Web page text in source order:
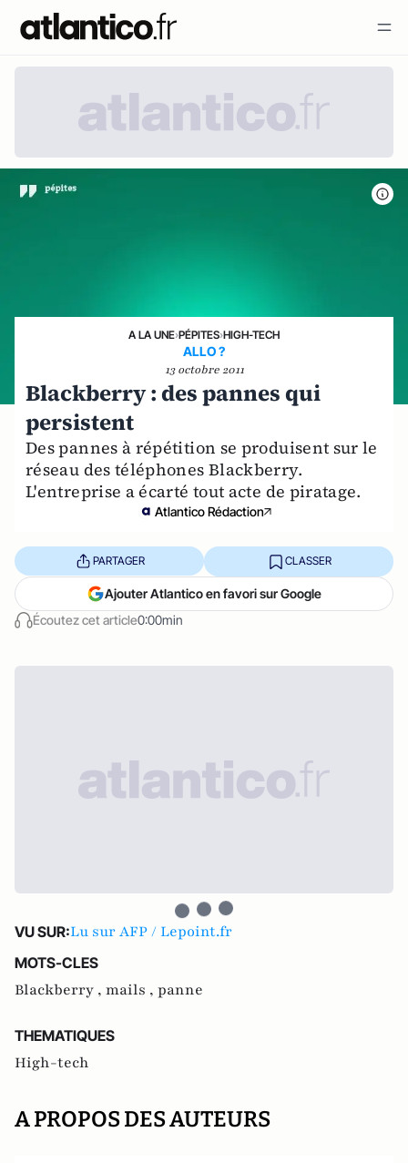
A LA UNE›PÉPITES›HIGH-TECH
ALLO ?
13 octobre 2011
Blackberry : des pannes qui
persistent
Des pannes à répétition se produisent sur le
réseau des téléphones Blackberry.
L'entreprise a écarté tout acte de piratage.
Atlantico Rédaction
Écoutez cet article0:00min
PARTAGER CLASSER
Ajouter Atlantico en favori sur Google
VU SUR:Lu sur AFP / Lepoint.fr
MOTS-CLES
Blackberry , mails , panne
THEMATIQUES
High-tech
A PROPOS DES AUTEURS